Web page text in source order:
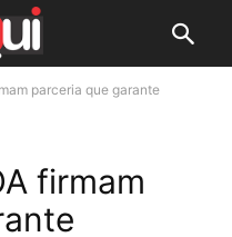
parceria que garante
firmam